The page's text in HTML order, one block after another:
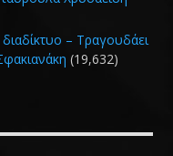
– Τραγουδάει
(19,632)